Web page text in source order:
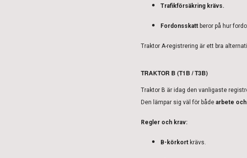
Trafikförsäkring krävs.
Fordonsskatt beror på hur
Traktor A-registrering är ett bra
TRAKTOR B (T1B / T3B)
Traktor B är idag den vanligaste
Den lämpar sig väl för både arbete
Regler och krav:
B-körkort krävs.